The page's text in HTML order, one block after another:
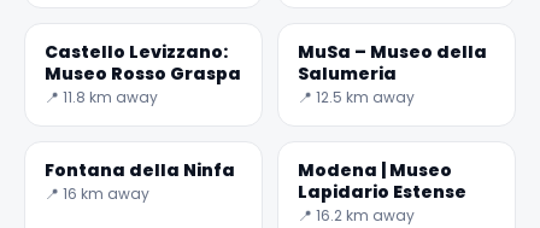
Castello Levizzano:
Museo Rosso Graspa
📍 11.8 km away
MuSa – Museo della
Salumeria
📍 12.5 km away
Fontana della Ninfa
📍 16 km away
Modena | Museo
Lapidario Estense
📍 16.2 km away